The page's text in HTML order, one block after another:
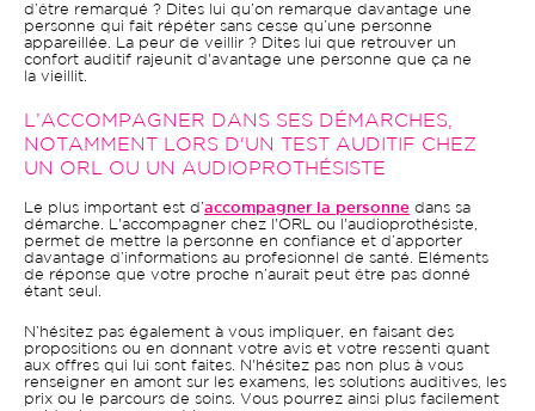
d’être remarqué ? Dites lui qu’on remarque davantage une
personne qui fait répéter sans cesse qu’une personne
appareillée. La peur de veillir ? Dites lui que retrouver un
confort auditif rajeunit d'avantage une personne que ça ne
la vieillit.
L’ACCOMPAGNER DANS SES DÉMARCHES,
NOTAMMENT LORS D'UN TEST AUDITIF CHEZ
UN ORL OU UN AUDIOPROTHÉSISTE
Le plus important est d’accompagner la personne dans sa
démarche. L'accompagner chez l'ORL ou l'audioprothésiste,
permet de mettre la personne en confiance et d’apporter
davantage d’informations au profesionnel de santé. Eléments
de réponse que votre proche n’aurait peut être pas donné
étant seul.
N’hésitez pas également à vous impliquer, en faisant des
propositions ou en donnant votre avis et votre ressenti quant
aux offres qui lui sont faites. N'hésitez pas non plus à vous
renseigner en amont sur les examens, les solutions auditives, les
prix ou le parcours de soins. Vous pourrez ainsi plus facilement